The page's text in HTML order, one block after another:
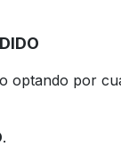
optando por
.